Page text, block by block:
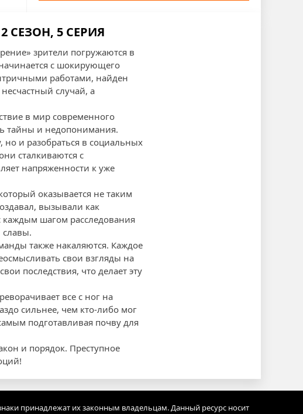
СЕЗОН, 5 СЕРИЯ
зрители погружаются в
с шокирующего
работами, найден
случай, а
в мир современного
тайны и недопонимания.
и разобраться в социальных
сталкиваются с
напряженности к уже
оказывается не таким
вызывали как
шагом расследования
славы.
также накаляются. Каждое
свои взгляды на
последствия, что делает эту
все с ног на
сильнее, чем кто-либо мог
подготавливая почву для
и порядок. Преступное
принадлежат их законным владельцам. Данный ресурс носит